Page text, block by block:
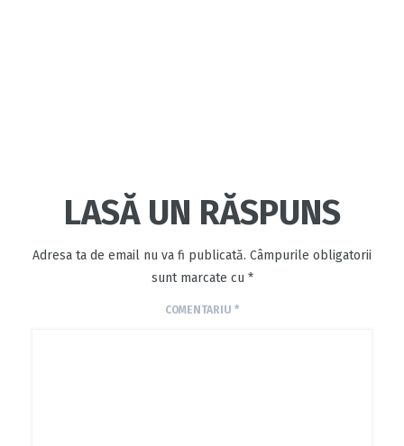
LASĂ UN RĂSPUNS
Adresa ta de email nu va fi publicată. Câmpurile obligatorii
sunt marcate cu *
COMENTARIU *